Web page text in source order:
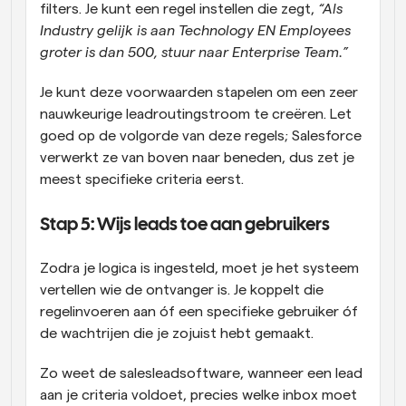
filters. Je kunt een regel instellen die zegt, “Als
Industry gelijk is aan Technology EN Employees
groter is dan 500, stuur naar Enterprise Team.”
Je kunt deze voorwaarden stapelen om een zeer
nauwkeurige leadroutingstroom te creëren. Let
goed op de volgorde van deze regels; Salesforce
verwerkt ze van boven naar beneden, dus zet je
meest specifieke criteria eerst.
Stap 5: Wijs leads toe aan gebruikers
Zodra je logica is ingesteld, moet je het systeem
vertellen wie de ontvanger is. Je koppelt die
regelinvoeren aan óf een specifieke gebruiker óf
de wachtrijen die je zojuist hebt gemaakt.
Zo weet de salesleadsoftware, wanneer een lead
aan je criteria voldoet, precies welke inbox moet